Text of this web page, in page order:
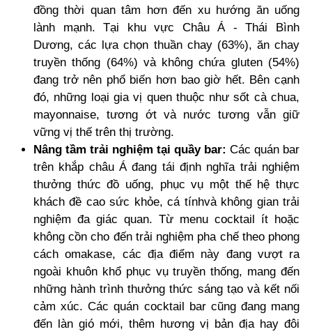
đồng thời quan tâm hơn đến xu hướng ăn uống
lành mạnh. Tại khu vực Châu Á - Thái Bình
Dương, các lựa chọn thuần chay (63%), ăn chay
truyền thống (64%) và không chứa gluten (54%)
đang trở nên phổ biến hơn bao giờ hết. Bên cạnh
đó, những loại gia vị quen thuộc như sốt cà chua,
mayonnaise, tương ớt và nước tương vẫn giữ
vững vị thế trên thị trường.
Nâng tầm trải nghiệm tại quầy bar: Các quán bar
trên khắp châu Á đang tái định nghĩa trải nghiệm
thưởng thức đồ uống, phục vụ một thế hệ thực
khách đề cao sức khỏe, cá tínhvà không gian trải
nghiệm đa giác quan. Từ menu cocktail ít hoặc
không cồn cho đến trải nghiệm pha chế theo phong
cách omakase, các địa điểm này đang vượt ra
ngoài khuôn khổ phục vụ truyền thống, mang đến
những hành trình thưởng thức sáng tạo và kết nối
cảm xúc. Các quán cocktail bar cũng đang mang
đến làn gió mới, thêm hương vị bản địa hay đôi